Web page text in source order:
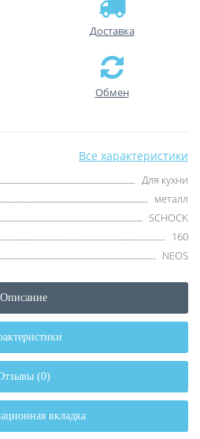
Доставка
Обмен
Все характеристики
Для кухни
металл
SCHOCK
160
NEOS
Описание
(0)
вкладка